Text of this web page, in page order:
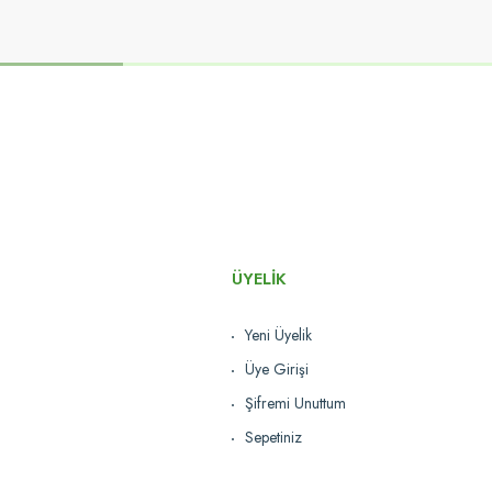
ÜYELİK
Yeni Üyelik
Üye Girişi
Şifremi Unuttum
Sepetiniz